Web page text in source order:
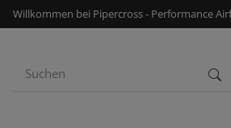
Willkommen bei Pipercross - Performance